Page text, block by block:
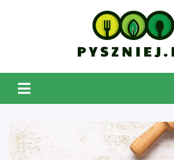
pyszniej.pl